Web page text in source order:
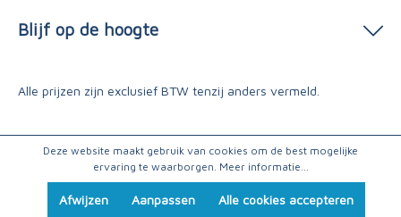
Blijf op de hoogte
Alle prijzen zijn exclusief BTW tenzij anders vermeld.
Deze website maakt gebruik van cookies om de best mogelijke
ervaring te waarborgen. Meer informatie...
Afwijzen Aanpassen Alle cookies accepteren